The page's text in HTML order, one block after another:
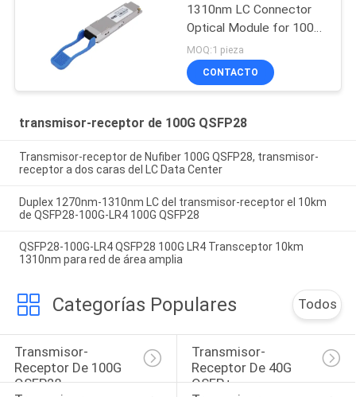
1310nm LC Connector
Optical Module for 100G
QSFP28 Transceiver
MOQ:1 pieza
CONTACTO
transmisor-receptor de 100G QSFP28
Transmisor-receptor de Nufiber 100G QSFP28, transmisor-
receptor a dos caras del LC Data Center
Duplex 1270nm-1310nm LC del transmisor-receptor el 10km
de QSFP28-100G-LR4 100G QSFP28
QSFP28-100G-LR4 QSFP28 100G LR4 Transceptor 10km
1310nm para red de área amplia
Categorías Populares Todos
Transmisor-
Receptor De 100G
QSFP28
Transmisor-
Receptor De 40G
QSFP+